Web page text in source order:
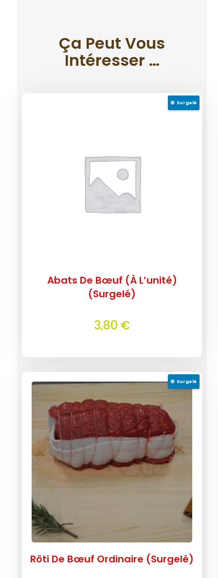
Ça Peut Vous
Intéresser …
Surgelé
Abats De Bœuf (à L’unité)
(Surgelé)
3,80 €
Surgelé
Rôti De Bœuf Ordinaire (Surgelé)